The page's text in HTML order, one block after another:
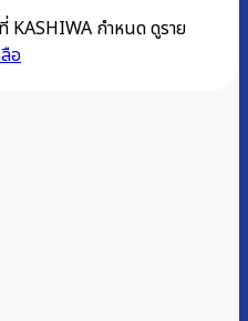
KASHIWA กำหนด ดูราย
อ